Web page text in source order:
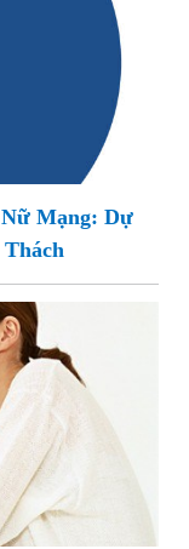
Mạng: Dự